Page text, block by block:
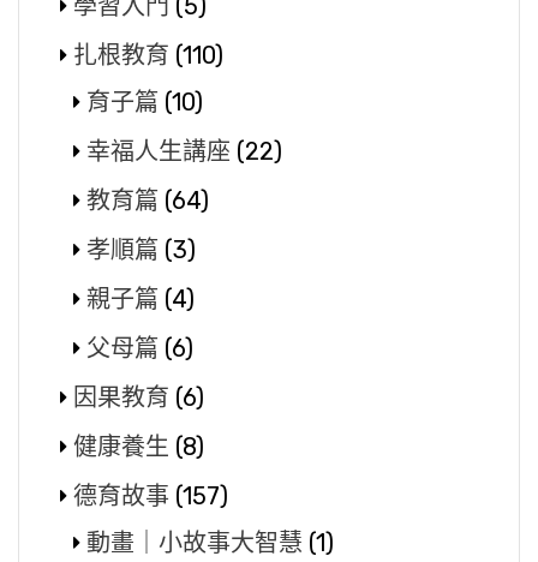
學習入門 (5)
扎根教育 (110)
育子篇 (10)
幸福人生講座 (22)
教育篇 (64)
孝順篇 (3)
親子篇 (4)
父母篇 (6)
因果教育 (6)
健康養生 (8)
德育故事 (157)
動畫｜小故事大智慧 (1)